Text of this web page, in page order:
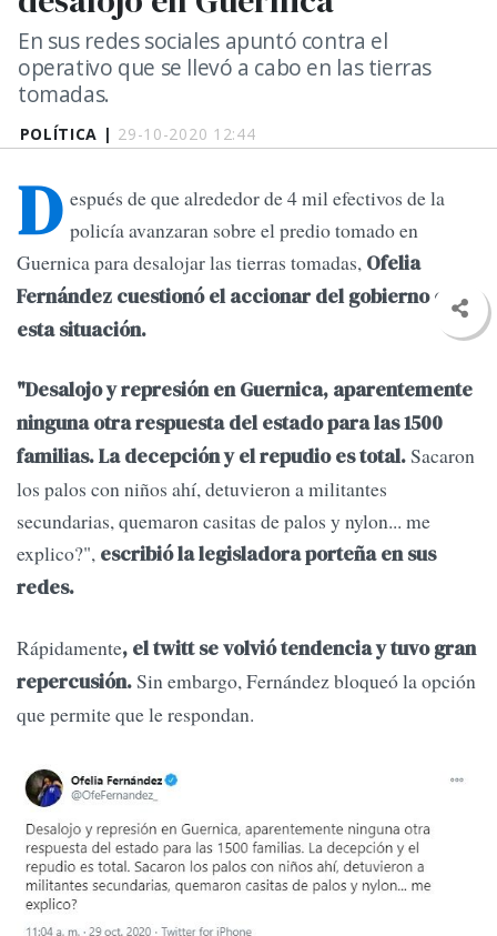
POLÍTICA | 29-10-2020 12:44
En sus redes sociales apuntó contra el
operativo que se llevó a cabo en las tierras
tomadas.
D espués de que alrededor de 4 mil efectivos de la
policía avanzaran sobre el predio tomado en
Guernica para desalojar las tierras tomadas, Ofelia
Fernández cuestionó el accionar del gobierno en
esta situación.
"Desalojo y represión en Guernica, aparentemente
ninguna otra respuesta del estado para las 1500
familias. La decepción y el repudio es total.Sacaron
los palos con niños ahí, detuvieron a militantes
secundarias, quemaron casitas de palos y nylon... me
explico?", escribió la legisladora porteña en sus
redes.
Rápidamente, el twitt se volvió tendencia y tuvo gran
repercusión.Sin embargo, Fernández bloqueó la opción
que permite que le respondan.